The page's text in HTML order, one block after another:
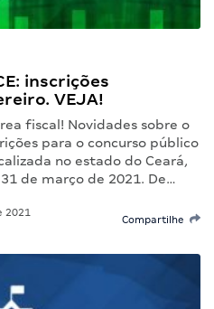
inscrições
VEJA!
fiscal! Novidades sobre o
para o concurso público
no estado do Ceará,
de março de 2021. De…
2021
Compartilhe